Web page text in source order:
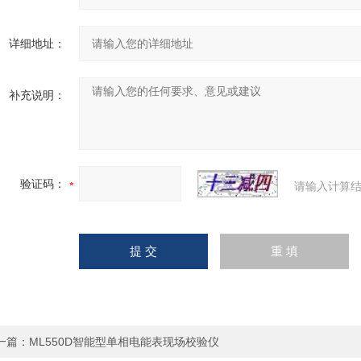
详细地址：
补充说明：
验证码： 请输入计算
篇： ML550D智能型单相电能表现场校验仪